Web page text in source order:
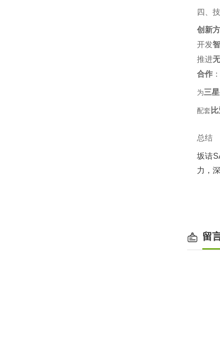
四、
创新
开发‌
推进‌
合作 ‌：
为‌三
配套‌
总结
坂诘
力，
留